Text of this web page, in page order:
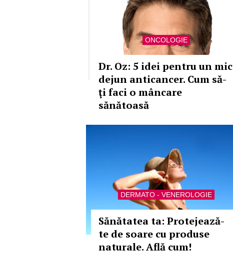
ONCOLOGIE
Dr. Oz: 5 idei pentru un mic
dejun anticancer. Cum să-
ţi faci o mâncare
sănătoasă
DERMATO - VENEROLOGIE
Sănătatea ta: Protejează-
te de soare cu produse
naturale. Află cum!